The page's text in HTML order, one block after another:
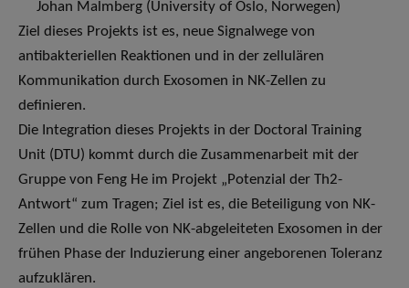
Johan Malmberg (University of Oslo, Norwegen)
Ziel dieses Projekts ist es, neue Signalwege von
antibakteriellen Reaktionen und in der zellulären
Kommunikation durch Exosomen in NK-Zellen zu
definieren.
Die Integration dieses Projekts in der Doctoral Training
Unit (DTU) kommt durch die Zusammenarbeit mit der
Gruppe von Feng He im Projekt „Potenzial der Th2-
Antwort“ zum Tragen; Ziel ist es, die Beteiligung von NK-
Zellen und die Rolle von NK-abgeleiteten Exosomen in der
frühen Phase der Induzierung einer angeborenen Toleranz
aufzuklären.